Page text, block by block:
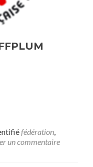
fédération,
un commentaire